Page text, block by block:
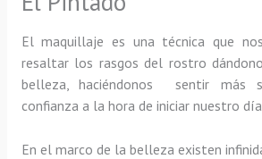
El maquillaje es una técnica que
resaltar los rasgos del rostro
belleza, haciéndonos sentir más
confianza a la hora de iniciar nuestro
En el marco de la belleza existen